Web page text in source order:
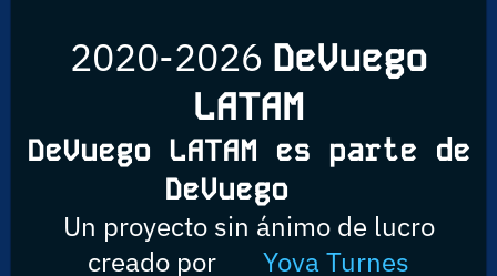
2020-2026 DeVuego
LATAM
DeVuego LATAM es parte de
DeVuego
Un proyecto sin ánimo de lucro
creado por
Yova Turnes